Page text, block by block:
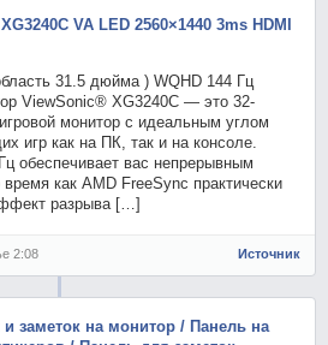
VA LED 2560×1440 3ms HDMI
31.5 дюйма ) WQHD 144 Гц
ViewSonic® XG3240C — это 32-
монитор с идеальным углом
игр как на ПК, так и на консоле.
обеспечивает вас непрерывным
как AMD FreeSync практически
разрыва […]
2:08 Источник
заметок на монитор / Панель на